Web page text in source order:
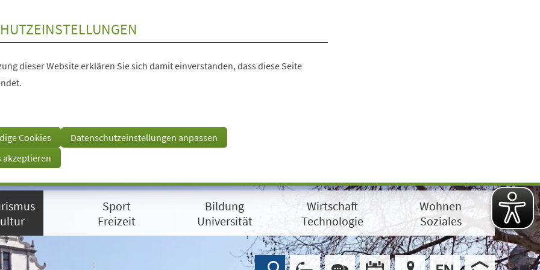
dieser Website erklären Sie sich damit einverstanden, dass diese Seite
Cookies
Datenschutzeinstellungen anpassen
akzeptieren
Sport
Freizeit
Bildung
Universität
Wirtschaft
Technologie
Wohnen
Soziales